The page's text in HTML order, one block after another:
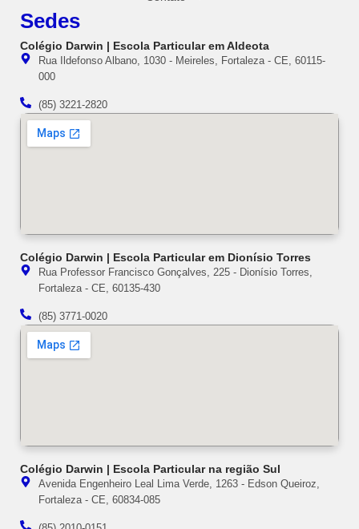
Sedes
Colégio Darwin | Escola Particular em Aldeota
Rua Ildefonso Albano, 1030 - Meireles, Fortaleza - CE, 60115-
000
(85) 3221-2820
Colégio Darwin | Escola Particular em Dionísio Torres
Rua Professor Francisco Gonçalves, 225 - Dionísio Torres,
Fortaleza - CE, 60135-430
(85) 3771-0020
Colégio Darwin | Escola Particular na região Sul
Avenida Engenheiro Leal Lima Verde, 1263 - Edson Queiroz,
Fortaleza - CE, 60834-085